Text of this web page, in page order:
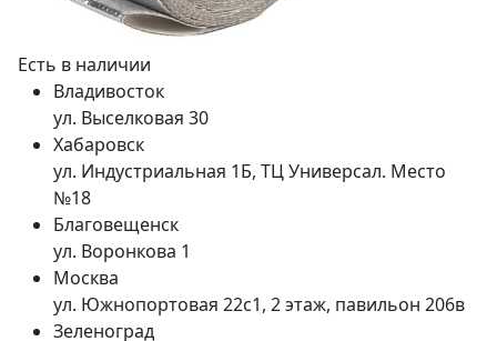
Есть в наличии
Владивосток
ул. Выселковая 30
Хабаровск
ул. Индустриальная 1Б, ТЦ Универсал. Место
№18
Благовещенск
ул. Воронкова 1
Москва
ул. Южнопортовая 22с1, 2 этаж, павильон 206в
Зеленоград